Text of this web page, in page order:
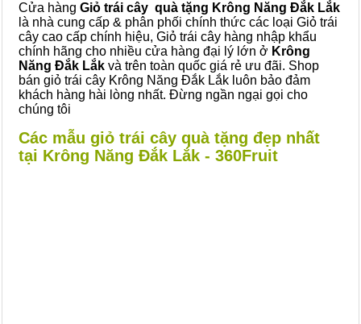
Cửa hàng Giỏ trái cây quà tặng Krông Năng Đắk Lắk
là nhà cung cấp & phân phối chính thức các loại Giỏ trái
cây cao cấp chính hiệu, Giỏ trái cây hàng nhập khẩu
chính hãng cho nhiều cửa hàng đại lý lớn ở Krông
Năng Đắk Lắk và trên toàn quốc giá rẻ ưu đãi. Shop
bán giỏ trái cây Krông Năng Đắk Lắk luôn bảo đảm
khách hàng hài lòng nhất. Đừng ngần ngại gọi cho
chúng tôi
Các mẫu giỏ trái cây quà tặng đẹp nhất
tại Krông Năng Đắk Lắk - 360Fruit